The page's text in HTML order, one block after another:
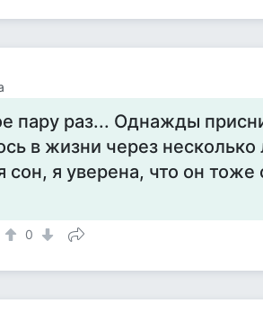
пару раз... Однажды
в жизни через
сон, я уверена, что он тоже
0